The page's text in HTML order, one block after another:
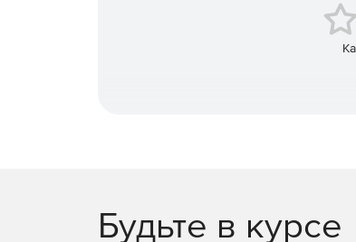
переработанному
Будьте в курсе